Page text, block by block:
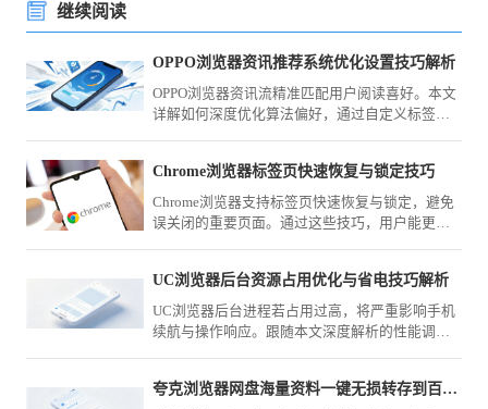
继续阅读
OPPO浏览器资讯推荐系统优化设置技巧解析
OPPO浏览器资讯流精准匹配用户阅读喜好。本文
详解如何深度优化算法偏好，通过自定义标签、
Chrome浏览器标签页快速恢复与锁定技巧
Chrome浏览器支持标签页快速恢复与锁定，避免
误关闭的重要页面。通过这些技巧，用户能更好
UC浏览器后台资源占用优化与省电技巧解析
UC浏览器后台进程若占用过高，将严重影响手机
续航与操作响应。跟随本文深度解析的性能调优
夸克浏览器网盘海量资料一键无损转存到百度网盘里